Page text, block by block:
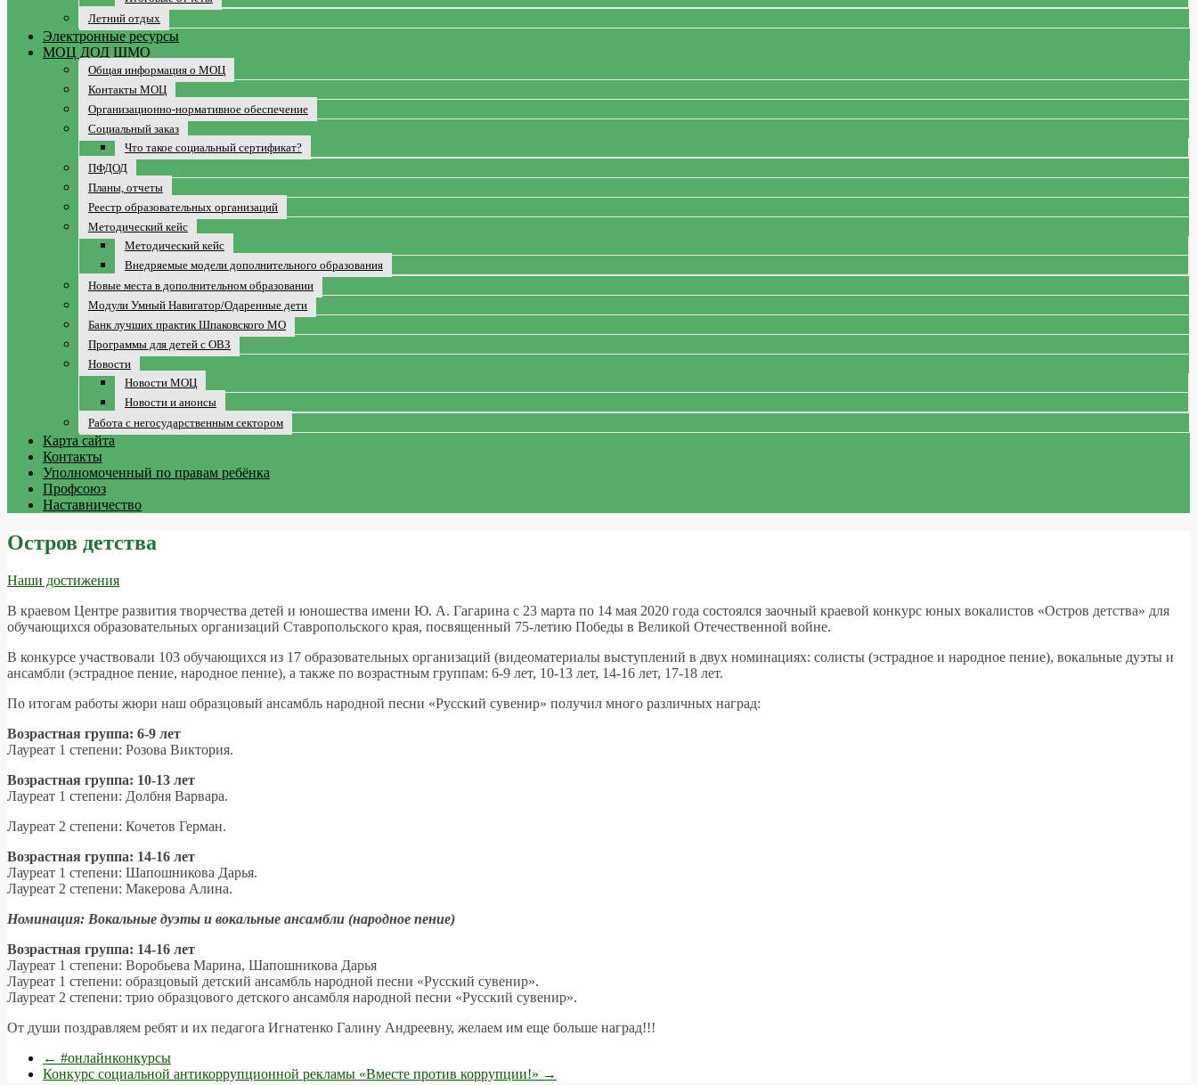
Летний отдых
Электронные ресурсы
МОЦ ДОД ШМО
Общая информация о МОЦ
Контакты МОЦ
Организационно-нормативное обеспечение
Социальный заказ
Что такое социальный сертификат?
ПФДОД
Планы, отчеты
Реестр образовательных организаций
Методический кейс
Методический кейс
Внедряемые модели дополнительного образования
Новые места в дополнительном образовании
Модули Умный Навигатор/Одаренные дети
Банк лучших практик Шпаковского МО
Программы для детей с ОВЗ
Новости
Новости МОЦ
Новости и анонсы
Работа с негосударственным сектором
Карта сайта
Контакты
Уполномоченный по правам ребёнка
Профсоюз
Наставничество
Остров детства
Наши достижения
В краевом Центре развития творчества детей и юношества имени Ю. А. Гагарина с 23 марта по 14 мая 2020 года состоялся заочный краевой конкурс юных вокалистов «Остров детства» для
обучающихся образовательных организаций Ставропольского края, посвященный 75-летию Победы в Великой Отечественной войне.
В конкурсе участвовали 103 обучающихся из 17 образовательных организаций (видеоматериалы выступлений в двух номинациях: солисты (эстрадное и народное пение), вокальные дуэты и
ансамбли (эстрадное пение, народное пение), а также по возрастным группам: 6-9 лет, 10-13 лет, 14-16 лет, 17-18 лет.
По итогам работы жюри наш образцовый ансамбль народной песни «Русский сувенир» получил много различных наград:
Возрастная группа: 6-9 лет
Лауреат 1 степени: Розова Виктория.
Возрастная группа: 10-13 лет
Лауреат 1 степени: Долбня Варвара.
Лауреат 2 степени: Кочетов Герман.
Возрастная группа: 14-16 лет
Лауреат 1 степени: Шапошникова Дарья.
Лауреат 2 степени: Макерова Алина.
Номинация: Вокальные дуэты и вокальные ансамбли (народное пение)
Возрастная группа: 14-16 лет
Лауреат 1 степени: Воробьева Марина, Шапошникова Дарья
Лауреат 1 степени: образцовый детский ансамбль народной песни «Русский сувенир».
Лауреат 2 степени: трио образцового детского ансамбля народной песни «Русский сувенир».
От души поздравляем ребят и их педагога Игнатенко Галину Андреевну, желаем им еще больше наград!!!
← #онлайнконкурсы
Конкурс социальной антикоррупционной рекламы «Вместе против коррупции!» →